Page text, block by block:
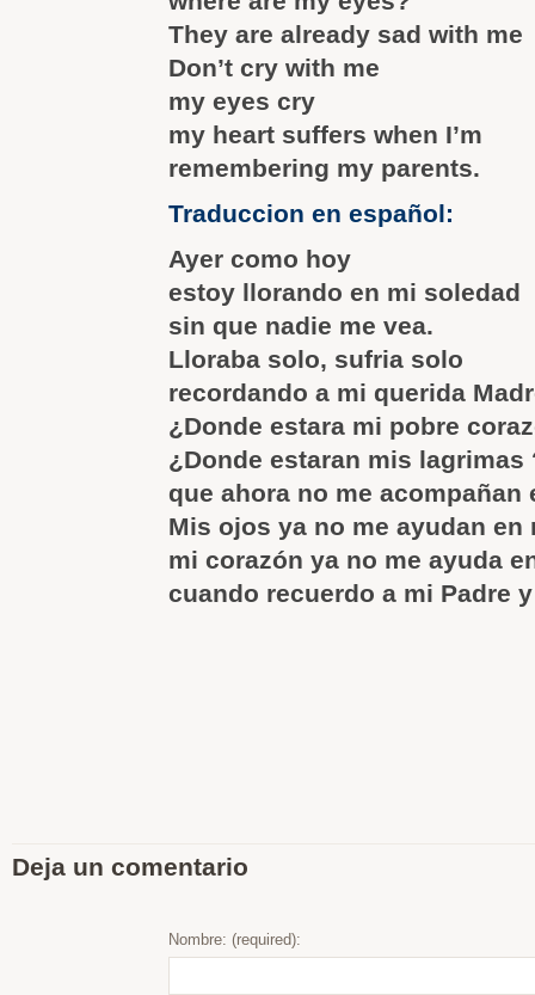
They are already sad with me
Don’t cry with me
my eyes cry
my heart suffers when I’m
remembering my parents.
Traduccion en español:
Ayer como hoy
estoy llorando en mi soledad
sin que nadie me vea.
Lloraba solo, sufria solo
recordando a mi querida
¿Donde estara mi pobre
¿Donde estaran mis lagrimas
que ahora no me
Mis ojos ya no me ayudan en
mi corazón ya no me ayuda
cuando recuerdo a mi Padre
Deja un comentario
Nombre: (required):